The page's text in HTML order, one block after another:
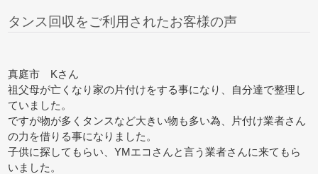
タンス回収をご利用されたお客様の声
真庭市 Kさん
祖父母が亡くなり家の片付けをする事になり、自分達で整理し
ていました。
ですが物が多くタンスなど大きい物も多い為、片付け業者さん
の力を借りる事になりました。
子供に探してもらい、YMエコさんと言う業者さんに来てもら
いました。